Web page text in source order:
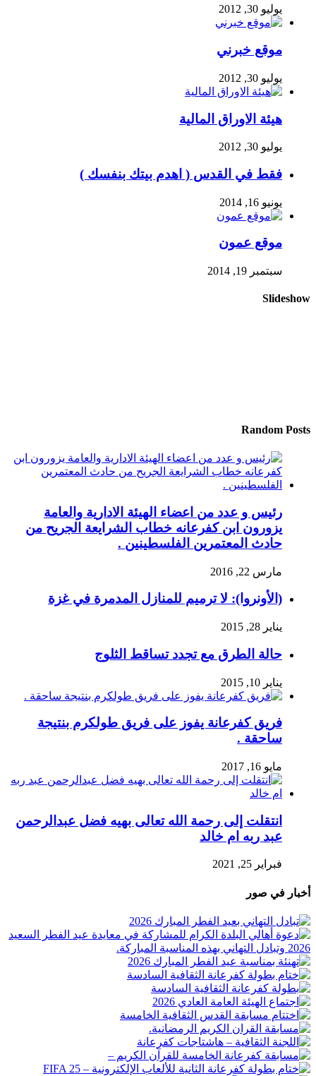
يوليو 30, 2012
موقع خبرني
يوليو 30, 2012
هيئة الاوراق المالية
يوليو 30, 2012
فقط في القدس ( اهدم بيتك بنفسك )
يونيو 16, 2014
موقع عمون
سبتمبر 19, 2014
Slideshow
Random Posts
رئيس و عدد من اعضاء الهيئة الادارية والعامة
يزورون ابن كفرعانه خطاب الشرايعة الجريح من
حادث المعتمرين الفلسطينين .
مارس 22, 2016
(الأونروا): لا ترميم للمنازل المدمرة في غزة
يناير 28, 2015
حالة الطرق مع تجدد تساقط الثلوج
يناير 10, 2015
فريق كفرعانة يفوز على فريق طولكرم بنتيجة
ساحقة .
مايو 16, 2017
انتقلت إلى رحمة الله تعالى بهيه فضل عبدالرحمن
عبد ربه ام خالد
فبراير 25, 2021
أخبار في صور